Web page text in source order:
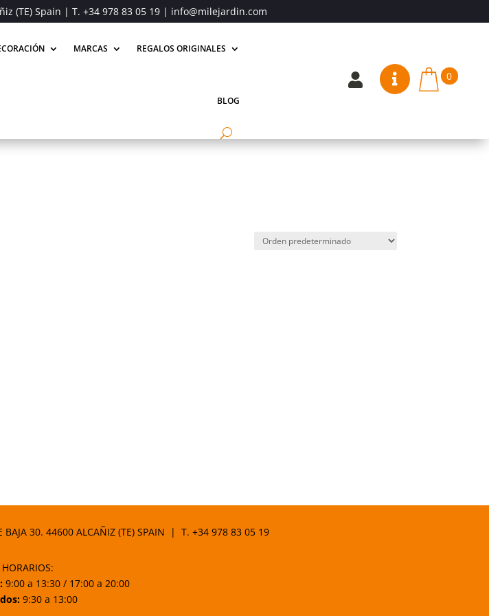
(TE) Spain | T. +34 978 83 05 19| info@milejardin.com
MARCAS REGALOS ORIGINALES
BLOG
  0
30. 44600 ALCAÑIZ (TE) SPAIN | T. +34 978 83 05 19
HORARIOS:
9:00 a 13:30 / 17:00 a 20:00
9:30 a 13:00